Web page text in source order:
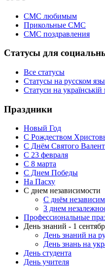
СМС любимым
Прикольные СМС
СМС поздравления
Статусы для
Все статусы
Статусы на русском
Статуси на українській
Праздники
Новый Год
С Рождеством
С Днём Святого
С 23 февраля
C 8 марта
С Днем Победы
На Пасху
С днем независимости
С днём
З днем
Профессиональные
День знаний - 1
День знаний на
День знань на
День студента
День учителя